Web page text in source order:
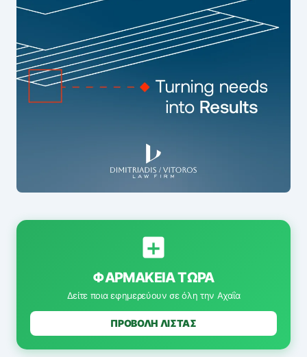
ΦΑΡΜΑΚΕΊΑ ΤΏΡΑ
Δείτε ποια εφημερεύουν σε όλη την Αχαΐα
ΠΡΟΒΟΛΗ ΛΙΣΤΑΣ